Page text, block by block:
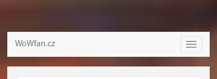
Toggle
WoWfan.cz